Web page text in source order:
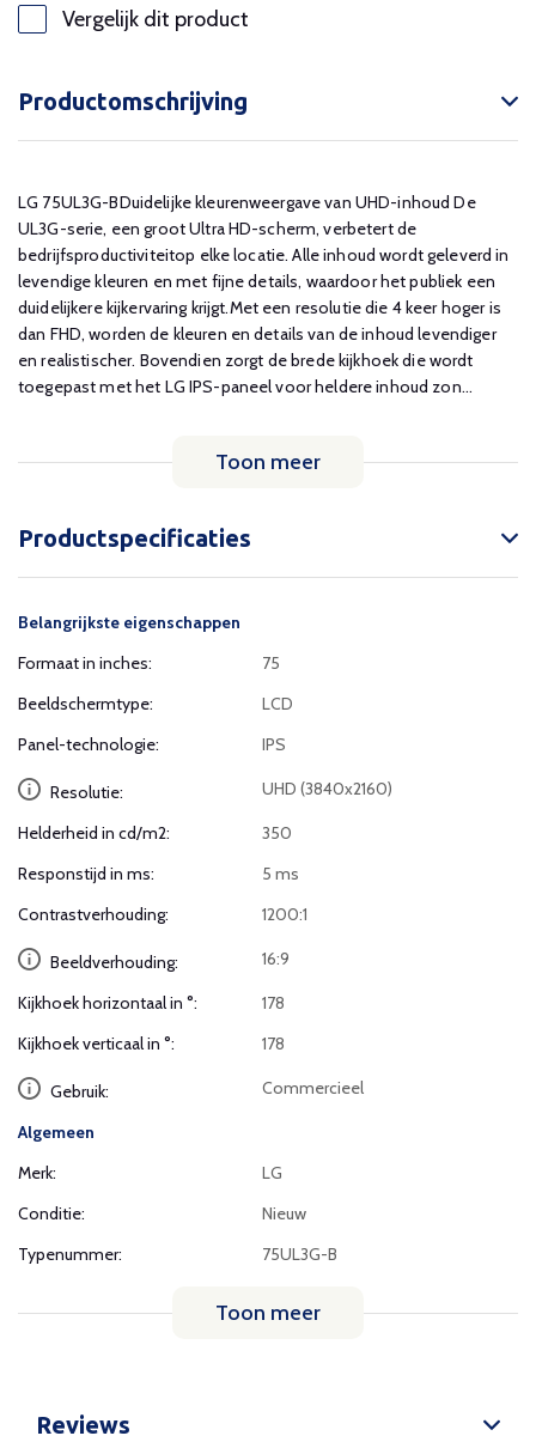
Vergelijk dit product
Productomschrijving
LG 75UL3G-BDuidelijke kleurenweergave van UHD-inhoud De
UL3G-serie, een groot Ultra HD-scherm, verbetert de
bedrijfsproductiviteitop elke locatie. Alle inhoud wordt geleverd in
levendige kleuren en met fijne details, waardoor het publiek een
duidelijkere kijkervaring krijgt.Met een resolutie die 4 keer hoger is
dan FHD, worden de kleuren en details van de inhoud levendiger
en realistischer. Bovendien zorgt de brede kijkhoek die wordt
toegepast met het LG IPS-paneel voor heldere inhoud zon...
Toon meer
Productspecificaties
Belangrijkste eigenschappen
Formaat in inches:
75
Beeldschermtype:
LCD
Panel-technologie:
IPS
Resolutie: UHD (3840x2160)
Helderheid in cd/m2:
350
Responstijd in ms:
5 ms
Contrastverhouding:
1200:1
Beeldverhouding: 16:9
Kijkhoek horizontaal in °:
178
Kijkhoek verticaal in °:
178
Gebruik: Commercieel
Algemeen
Merk:
LG
Conditie:
Nieuw
Typenummer:
75UL3G-B
Toon meer
Reviews